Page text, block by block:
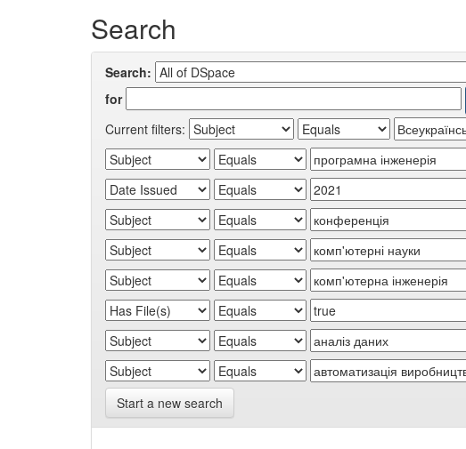
Search
Search:
for
Current filters:
Start a new search